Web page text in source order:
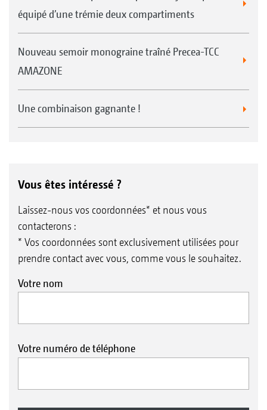
équipé d’une trémie deux compartiments
Nouveau semoir monograine traîné Precea-TCC
AMAZONE
Une combinaison gagnante !
Vous êtes intéressé ?
Laissez-nous vos coordonnées* et nous vous
contacterons :
* Vos coordonnées sont exclusivement utilisées pour
prendre contact avec vous, comme vous le souhaitez.
Votre nom
Votre numéro de téléphone